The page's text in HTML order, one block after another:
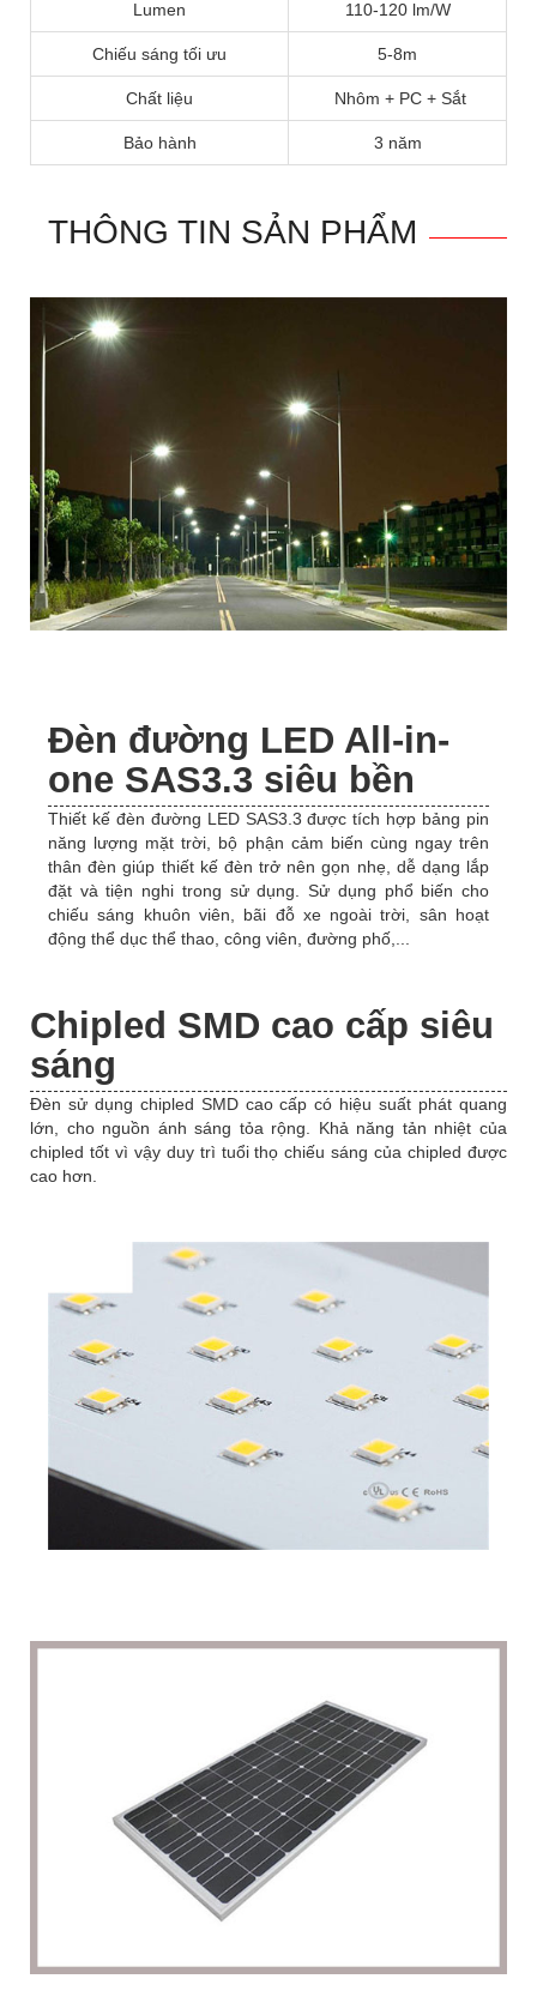
Lumen 110-120 lm/W
Chiếu sáng tối ưu 5-8m
Chất liệu Nhôm + PC + Sắt
Bảo hành 3 năm
THÔNG TIN SẢN PHẨM
Đèn đường LED All-in-
one SAS3.3 siêu bền
Thiết kế đèn đường LED SAS3.3 được tích hợp bảng pin
năng lượng mặt trời, bộ phận cảm biến cùng ngay trên
thân đèn giúp thiết kế đèn trở nên gọn nhẹ, dễ dạng lắp
đặt và tiện nghi trong sử dụng. Sử dụng phổ biến cho
chiếu sáng khuôn viên, bãi đỗ xe ngoài trời, sân hoạt
động thể dục thể thao, công viên, đường phố,...
Chipled SMD cao cấp siêu
sáng
Đèn sử dụng chipled SMD cao cấp có hiệu suất phát quang
lớn, cho nguồn ánh sáng tỏa rộng. Khả năng tản nhiệt của
chipled tốt vì vậy duy trì tuổi thọ chiếu sáng của chipled được
cao hơn.